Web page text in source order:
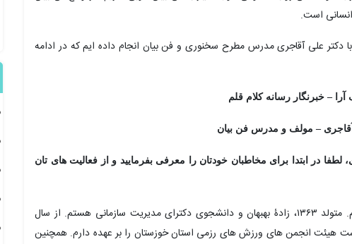
انسانی است.
دکتر علی آقاجری مدرس مطرح سخنوری و فن بیان انجام داده ایم که در ادامه
– خبرنگار رسانه کلام قلم
– مولف و مدرس فن بیان
لطفا در ابتدا برای مخاطبان خودتان را معرفی بفرمایید و از فعالیت های تان
علی آقاجری هستم. متولد ۱۳۶۳، زادۀ بهبهان و دانشجوی دکترای مدیریت سازمانی هستم. از سال
ریاست هیئت انجمن های ورزش های رزمی استان خوزستان را بر عهده دارم. همچنین